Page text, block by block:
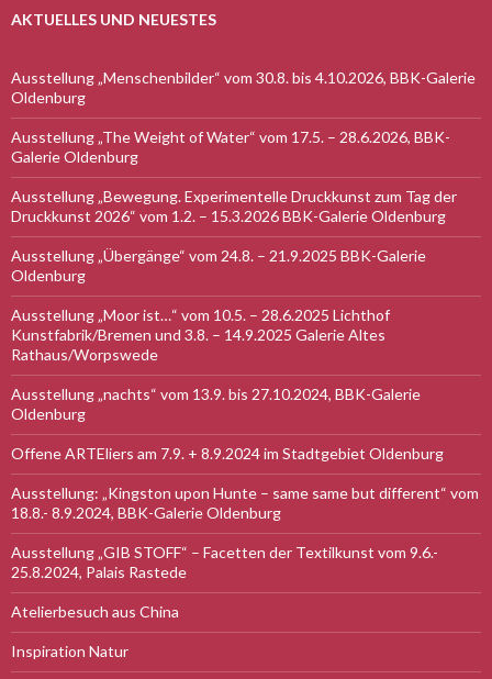
AKTUELLES UND NEUESTES
Ausstellung „Menschenbilder“ vom 30.8. bis 4.10.2026, BBK-Galerie
Oldenburg
Ausstellung „The Weight of Water“ vom 17.5. – 28.6.2026, BBK-
Galerie Oldenburg
Ausstellung „Bewegung. Experimentelle Druckkunst zum Tag der
Druckkunst 2026“ vom 1.2. – 15.3.2026 BBK-Galerie Oldenburg
Ausstellung „Übergänge“ vom 24.8. – 21.9.2025 BBK-Galerie
Oldenburg
Ausstellung „Moor ist…“ vom 10.5. – 28.6.2025 Lichthof
Kunstfabrik/Bremen und 3.8. – 14.9.2025 Galerie Altes
Rathaus/Worpswede
Ausstellung „nachts“ vom 13.9. bis 27.10.2024, BBK-Galerie
Oldenburg
Offene ARTEliers am 7.9. + 8.9.2024 im Stadtgebiet Oldenburg
Ausstellung: „Kingston upon Hunte – same same but different“ vom
18.8.- 8.9.2024, BBK-Galerie Oldenburg
Ausstellung „GIB STOFF“ – Facetten der Textilkunst vom 9.6.-
25.8.2024, Palais Rastede
Atelierbesuch aus China
Inspiration Natur